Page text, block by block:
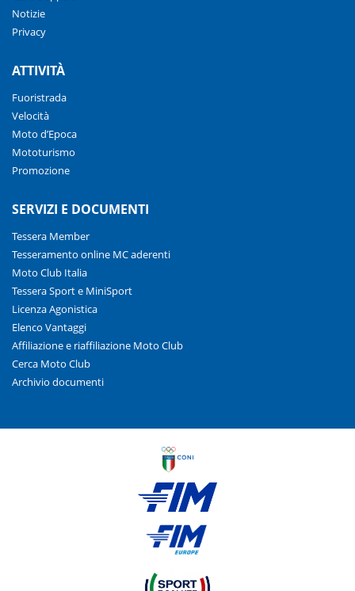
Notizie
Privacy
ATTIVITÀ
Fuoristrada
Velocità
Moto d’Epoca
Mototurismo
Promozione
SERVIZI E DOCUMENTI
Tessera Member
Tesseramento online MC aderenti
Moto Club Italia
Tessera Sport e MiniSport
Licenza Agonistica
Elenco Vantaggi
Affiliazione e riaffiliazione Moto Club
Cerca Moto Club
Archivio documenti